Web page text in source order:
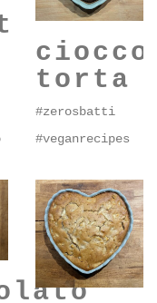
ciocco
torta
#zerosbatti